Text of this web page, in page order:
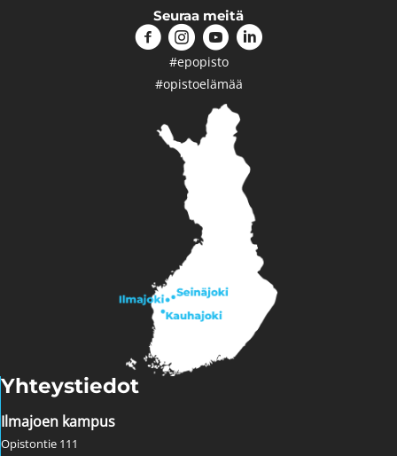
Seuraa meitä
#epopisto
#opistoelämää
Yhteystiedot
Ilmajoen kampus
Opistontie 111